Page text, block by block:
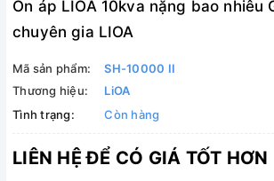
Ổn áp LIOA 10kva nặng bao nhiêu
chuyên gia LIOA
Mã sản phẩm:
SH-10000 II
Thương hiệu:
LiOA
Tình trạng:
Còn hàng
LIÊN HỆ ĐỂ CÓ GIÁ TỐT HƠN